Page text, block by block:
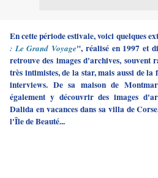
En cette période estivale, voici quelques
: Le Grand Voyage", réalisé en 1997 et
retrouve des images d'archives, souvent
très intimistes, de la star, mais aussi de la
interviews. De sa maison de
également y découvrir des images
Dalida en vacances dans sa villa de
l'Île de Beauté...